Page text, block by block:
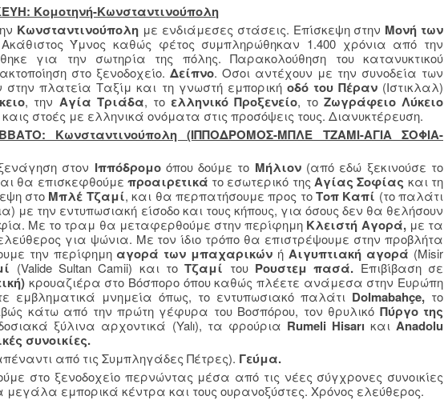
Κομοτηνή-Κωνσταντινούπολη
Κωνσταντινούπολη με ενδιάμεσες στάσεις. Επίσκεψη στην Μονή των
Ύμνος καθώς φέτος συμπληρώθηκαν 1.400 χρόνια από την
για την σωτηρία της πόλης. Παρακολούθηση του κατανυκτικού
στο ξενοδοχείο. Δείπνο. Οσοι αντέχουν με την συνοδεία των
πλατεία Ταξίμ και τη γνωστή εμπορική οδό του Πέραν(Ιστικλαλ)
, την Αγία Τριάδα, το ελληνικό Προξενείο, το Ζωγράφειο Λύκειο
στοές με ελληνικά ονόματα στις προσόψεις τους. Διανυκτέρευση.
Κωνσταντινούπολη (ΙΠΠΟΔΡΟΜΟΣ-ΜΠΛΕ ΤΖΑΜΙ-ΑΓΙΑ ΣΟΦΙΑ-
στον Ιππόδρομοόπου δούμε το Μήλιον (από εδώ ξεκινούσε το
θα επισκεφθούμε προαιρετικά το εσωτερικό της Αγίας Σοφίας και τη
στο Μπλέ Τζαμί, και θα περπατήσουμε προς τοΤοπ Καπί (το παλάτι
με την εντυπωσιακή είσοδο και τους κήπους, για όσους δεν θα θελήσουν
Με το τραμ θα μεταφερθούμε στην περίφημη Κλειστή Αγορά,με τα
για ψώνια. Με τον ίδιο τρόπο θα επιστρέψουμε στην προβλήτα
την περίφημη αγορά των μπαχαρικών ή Αιγυπτιακή αγορά (Misir
(Valide Sultan Camii) και το Τζαμί του Ρουστεμ πασά. Επιβίβαση σε
κρουαζιέρα στο Βόσπορο όπου καθώς πλέετε ανάμεσα στην Ευρώπη
εμβληματικά μνημεία όπως, το εντυπωσιακό παλάτι Dolmabahçe, το
κάτω από την πρώτη γέφυρα του Βοσπόρου, τον θρυλικό Πύργο της
ξύλινα αρχοντικά (Yalı), τα φρούρια Rumeli Hisarı και Anadolu
συνοικίες.
από τις Συμπληγάδες Πέτρες). Γεύμα.
στο ξενοδοχείο περνώντας μέσα από τις νέες σύγχρονες συνοικίες
μεγάλα εμπορικά κέντρα και τους ουρανοξύστες. Χρόνος ελεύθερος.